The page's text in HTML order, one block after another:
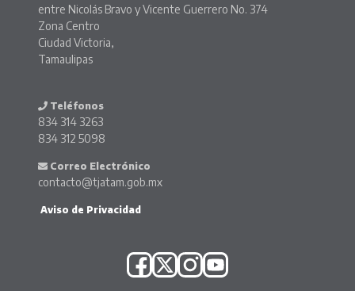
entre Nicolás Bravo y Vicente Guerrero No. 374
Zona Centro
Ciudad Victoria,
Tamaulipas
Teléfonos
834 314 3263
834 312 5098
Correo Electrónico
contacto@tjatam.gob.mx
Aviso de Privacidad